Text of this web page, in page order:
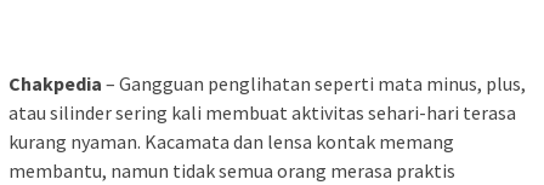
Chakpedia – Gangguan penglihatan seperti mata minus, plus,
atau silinder sering kali membuat aktivitas sehari-hari terasa
kurang nyaman. Kacamata dan lensa kontak memang
membantu, namun tidak semua orang merasa praktis